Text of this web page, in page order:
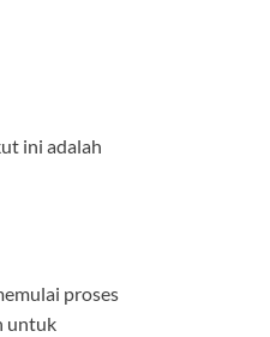
ini adalah
proses
untuk